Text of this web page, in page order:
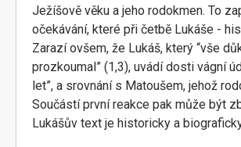
Ježíšově věku a jeho rodokmen. To
očekávání, které při četbě Lukáše -
Zarazí ovšem, že Lukáš, který “vše
prozkoumal” (1,3), uvádí dosti vágní
let”, a srovnání s Matoušem, jehož
Součástí první reakce pak může být
Lukášův text je historicky a